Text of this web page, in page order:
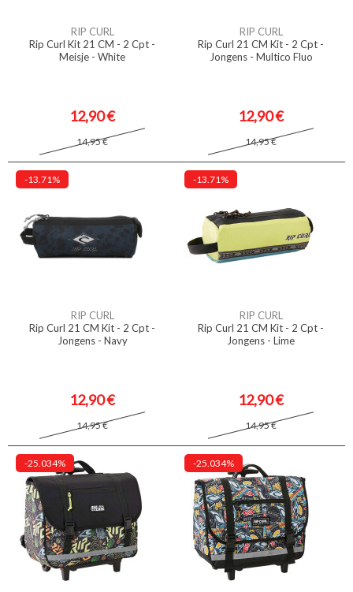
RIP CURL
Rip Curl Kit 21 CM - 2 Cpt -
Meisje - White
12,90 €
14,95 €
RIP CURL
Rip Curl 21 CM Kit - 2 Cpt -
Jongens - Multico Fluo
12,90 €
14,95 €
-13.71%
RIP CURL
Rip Curl 21 CM Kit - 2 Cpt -
Jongens - Navy
12,90 €
14,95 €
-13.71%
RIP CURL
Rip Curl 21 CM Kit - 2 Cpt -
Jongens - Lime
12,90 €
14,95 €
-25.034% -25.034%